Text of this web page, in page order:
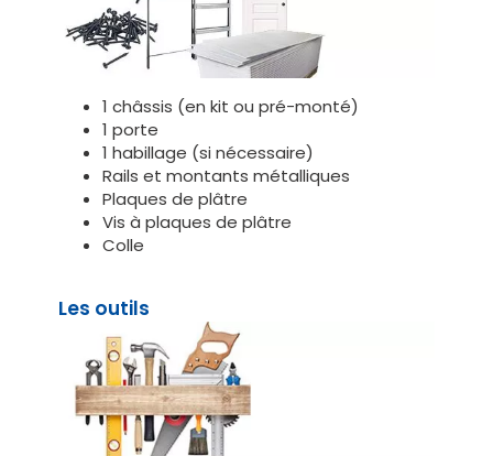
1 châssis (en kit ou pré-monté)
1 porte
1 habillage (si nécessaire)
Rails et montants métalliques
Plaques de plâtre
Vis à plaques de plâtre
Colle
Les outils